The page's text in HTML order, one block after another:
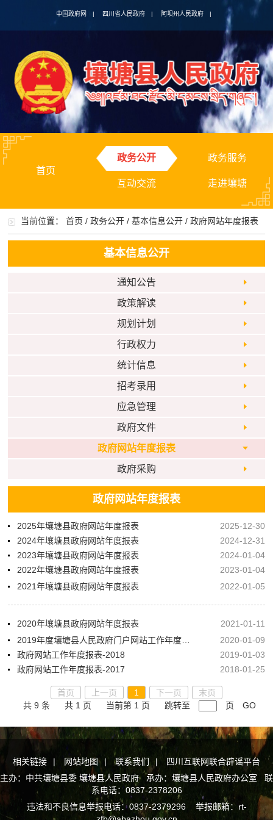
中国政府网 | 四川省人民政府 | 阿坝州人民政府 |
首页
政务公开 政务服务
互动交流 走进壤塘
当前位置：首页 /政务公开 /基本信息公开 /政府网站年度报表
基本信息公开
通知公告
政策解读
规划计划
行政权力
统计信息
招考录用
应急管理
政府文件
政府网站年度报表
政府采购
政府网站年度报表
2025年壤塘县政府网站年度报表
2025-12-30
2024年壤塘县政府网站年度报表
2024-12-31
2023年壤塘县政府网站年度报表
2024-01-04
2022年壤塘县政府网站年度报表
2023-01-04
2021年壤塘县政府网站年度报表
2022-01-05
2020年壤塘县政府网站年度报表
2021-01-11
2020-01-09
政府网站工作年度报表-2018
2019-01-03
政府网站工作年度报表-2017
2018-01-25
首页 上一页 1 下一页
末页
共 9 条
共 1 页 当前第 1 页 跳转至 页 GO
相关链接 | 网站地图 | 联系我们 |
四川互联网联合辟谣平台
主办：中共壤塘县委 壤塘县人民政府 承办：壤塘县人民政府办公室 联
系电话：0837-2378206
违法和不良信息举报电话：0837-2379296 举报邮箱：rt-